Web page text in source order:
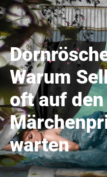
Warum
oft auf den
warten